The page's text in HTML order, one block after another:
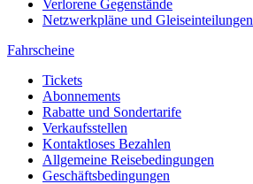
Verlorene Gegenstände
Netzwerkpläne und Gleiseinteilungen
Fahrscheine
Tickets
Abonnements
Rabatte und Sondertarife
Verkaufsstellen
Kontaktloses Bezahlen
Allgemeine Reisebedingungen
Geschäftsbedingungen